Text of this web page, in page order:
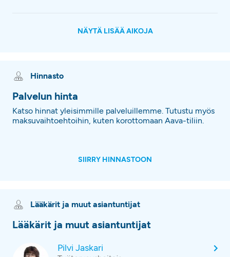
NÄYTÄ LISÄÄ AIKOJA
Hinnasto
Palvelun hinta
Katso hinnat yleisimmille palveluillemme. Tutustu myös
maksuvaihtoehtoihin, kuten korottomaan Aava-tiliin.
SIIRRY HINNASTOON
Lääkärit ja muut asiantuntijat
Lääkärit ja muut asiantuntijat
Pilvi Jaskari